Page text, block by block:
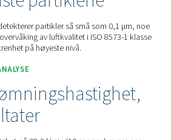
pristilbud!
M2